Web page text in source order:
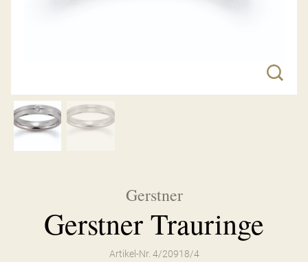
Gerstner
Gerstner Trauringe
Artikel-Nr. 4/20918/4